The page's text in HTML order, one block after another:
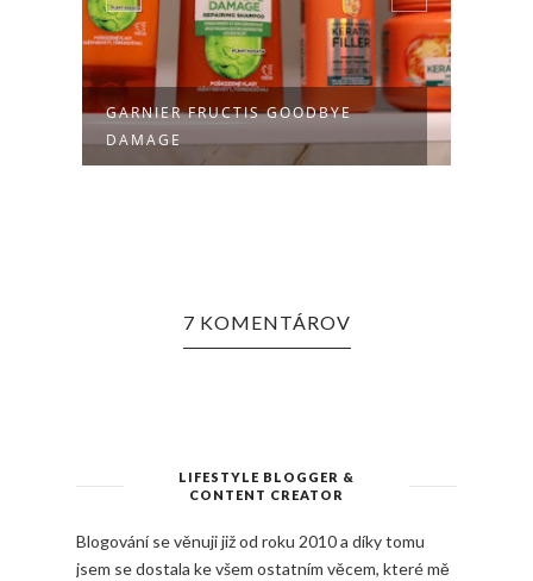
GARNIER FRUCTIS GOODBYE
DAMAGE
7 KOMENTÁROV
LIFESTYLE BLOGGER &
CONTENT CREATOR
Blogování se věnuji již od roku 2010 a díky tomu
jsem se dostala ke všem ostatním věcem, které mě